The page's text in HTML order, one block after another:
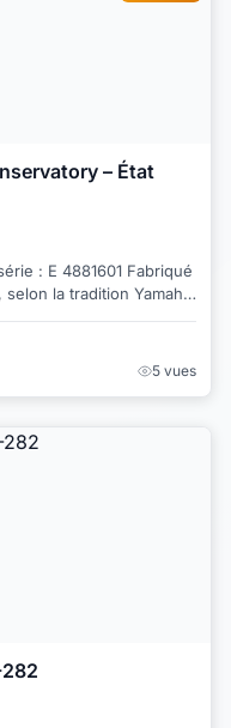
– État
: E 4881601 Fabriqué
la tradition Yamaha
5 vues